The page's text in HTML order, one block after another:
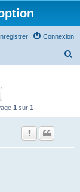
Connexion
1 sur 1